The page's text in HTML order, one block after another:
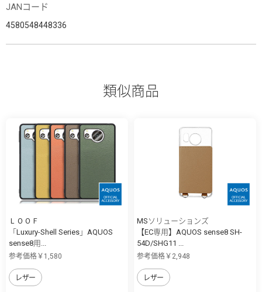
JANコード
4580548448336
類似商品
ＬＯＯＦ
「Luxury-Shell Series」AQUOS
sense8用...
参考価格￥1,580
レザー
MSソリューションズ
【EC専用】AQUOS sense8 SH-
54D/SHG11 ...
参考価格￥2,948
レザー